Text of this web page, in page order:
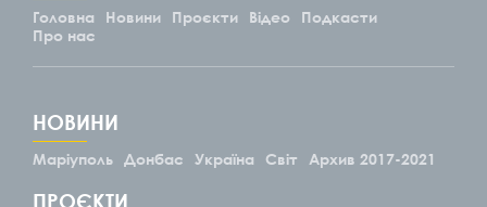
Головна Новини Проєкти Відео
Подкасти
Про нас
НОВИНИ
Маріуполь Донбас Україна Світ Архив 2017-2021
ПРОЄКТИ